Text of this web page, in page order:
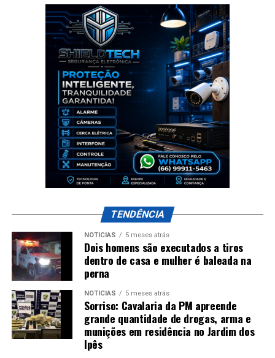
TENDÊNCIA
NOTÍCIAS 5 meses atrás
Dois homens são executados a tiros
dentro de casa e mulher é baleada na
perna
NOTÍCIAS 5 meses atrás
Sorriso: Cavalaria da PM apreende
grande quantidade de drogas, arma e
munições em residência no Jardim dos
Ipês